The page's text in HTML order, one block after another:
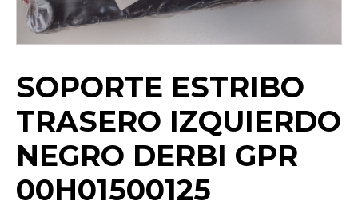
SOPORTE ESTRIBO
TRASERO IZQUIERDO
NEGRO DERBI GPR
00H01500125